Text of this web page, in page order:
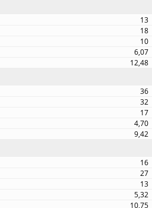
13
18
10
6,07
12,48
36
32
17
4,70
9,42
16
27
13
5,32
10,75